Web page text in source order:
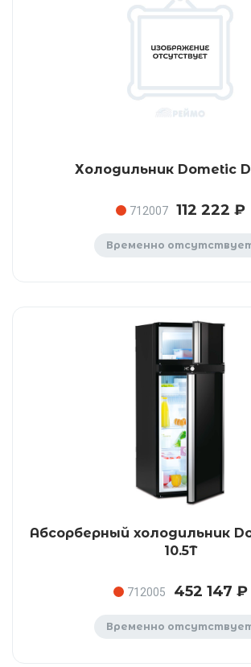
Холодильник Dometic
712007 112 222 ₽
Временно
Абсорберный холодильник
10.5T
712005 452 147 ₽
Временно